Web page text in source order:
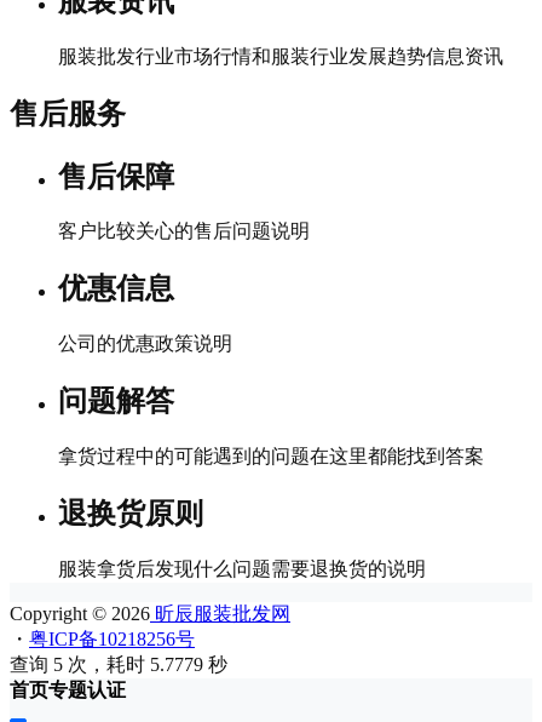
服装批发行业市场行情和服装行业发展趋势信息资讯
售后服务
售后保障
客户比较关心的售后问题说明
优惠信息
公司的优惠政策说明
问题解答
拿货过程中的可能遇到的问题在这里都能找到答案
退换货原则
服装拿货后发现什么问题需要退换货的说明
Copyright © 2026 昕辰服装批发网
・ 粤ICP备10218256号
查询 5 次，耗时 5.7779 秒
首页专题认证